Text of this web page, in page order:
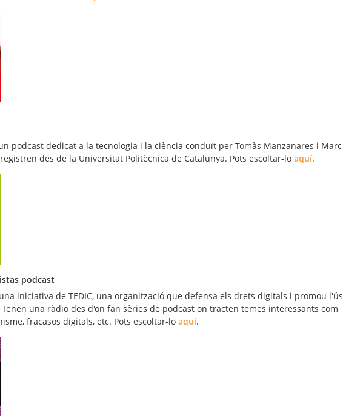
podcast dedicat a la tecnologia i la ciència conduït per Tomàs Manzanares i Marc
des de la Universitat Politècnica de Catalunya. Pots escoltar-lo aquí.
podcast
iniciativa de TEDIC, una organització que defensa els drets digitals i promou l'ús
una ràdio des d'on fan sèries de podcast on tracten temes interessants com
fracasos digitals, etc. Pots escoltar-lo aquí.